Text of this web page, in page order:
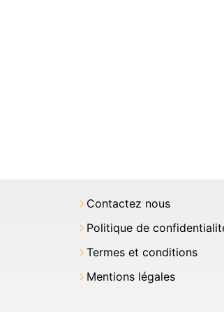
Contactez nous
Politique de
Termes et conditions
Mentions légales